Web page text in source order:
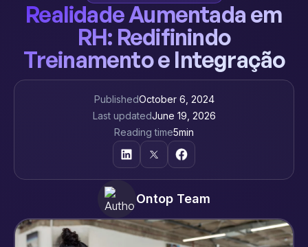
Realidade Aumentada em
RH: Redifinindo
Treinamento e Integração
PublishedOctober 6, 2024
Last updatedJune 19, 2026
Reading time5min
Ontop Team